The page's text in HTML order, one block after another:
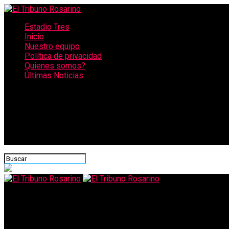
Estadio Tres
Inicio
Nuestro equipo
Política de privacidad
Quienes somos?
Últimas Noticias